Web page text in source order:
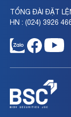
TỔNG ĐÀI ĐẶT
HN : (024) 3926